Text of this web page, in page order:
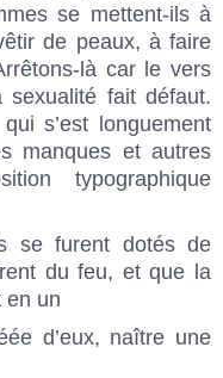
se mettent-ils à
de peaux, à faire
là car le vers
fait défaut.
s’est longuement
manques et autres
typographique
se furent dotés de
du feu, et que la
en un
d’eux, naître une